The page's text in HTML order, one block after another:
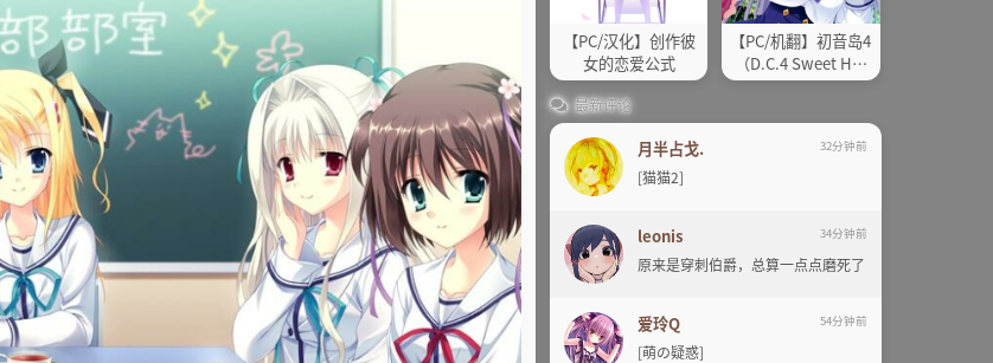
【PC/汉化】创作彼
女的恋爱公式
【PC/机翻】初音岛4
（D.C.4 Sweet Har
mony）
最新评论
月半占戈. 32分钟前
[猫猫2]
leonis 34分钟前
原来是穿刺伯爵，总算一点点磨死了
爱玲Q 54分钟前
[萌の疑惑]